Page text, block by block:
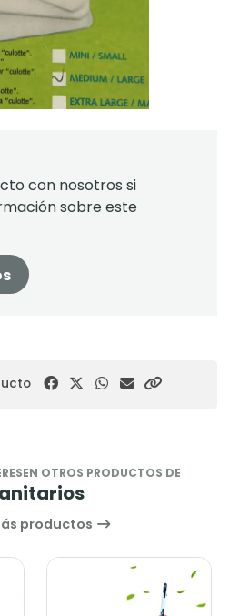
con nosotros si
sobre este
OTROS PRODUCTOS DE
productos